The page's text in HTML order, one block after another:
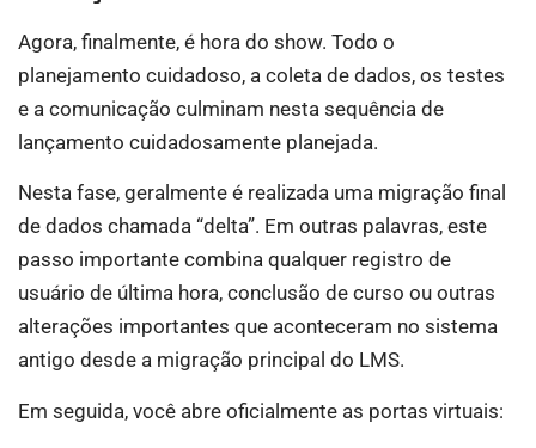
Agora, finalmente, é hora do show. Todo o
planejamento cuidadoso, a coleta de dados, os testes
e a comunicação culminam nesta sequência de
lançamento cuidadosamente planejada.
Nesta fase, geralmente é realizada uma migração final
de dados chamada “delta”. Em outras palavras, este
passo importante combina qualquer registro de
usuário de última hora, conclusão de curso ou outras
alterações importantes que aconteceram no sistema
antigo desde a migração principal do LMS.
Em seguida, você abre oficialmente as portas virtuais: